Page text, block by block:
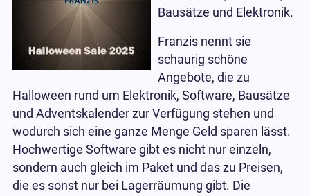
Bausätze und Elektronik.
Franzis nennt sie
schaurig schöne
Angebote, die zu
Halloween rund um Elektronik, Software, Bausätze
und Adventskalender zur Verfügung stehen und
wodurch sich eine ganze Menge Geld sparen lässt.
Hochwertige Software gibt es nicht nur einzeln,
sondern auch gleich im Paket und das zu Preisen,
die es sonst nur bei Lagerräumung gibt. Die